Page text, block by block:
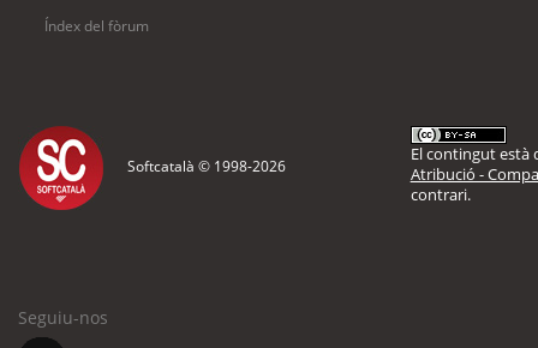
Índex del fòrum
Softcatalà © 1998-2026
El contingut està
Atribució -
contrari.
Seguiu-nos